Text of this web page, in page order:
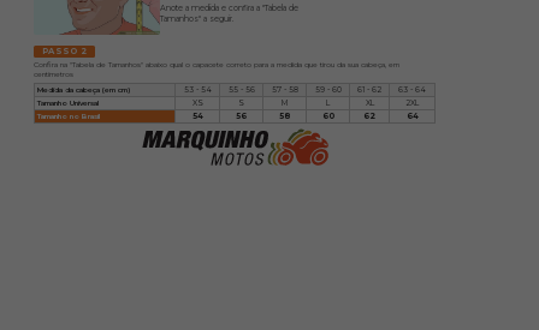
Anote a medida e confira a "Tabela de
Tamanhos" a seguir.
PASSO 2
Confira na "Tabela de Tamanhos" abaixo qual o capacete correto para a medida que tirou da sua cabeça, em
centímetros
Medida da cabeça (em cm)
53 - 54 55 - 56 57 - 58 59 - 60 61 - 62
63 - 64
Tamanho Universal
XS S M L XL
2XL
Tamanho no Brasil
54 56 58 60 62 64